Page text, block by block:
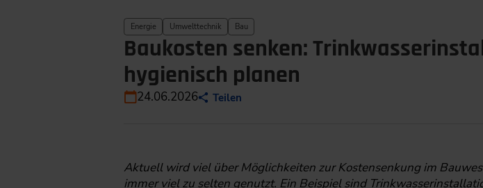
Energie Umwelttechnik Bau
Baukosten senken:
hygienisch planen
24.06.2026 Teilen
Aktuell wird viel über Möglichkeiten zur Kostensenkung im
immer viel zu selten genutzt. Ein Beispiel sind